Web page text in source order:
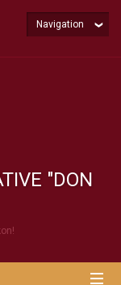
"DON
Navigation